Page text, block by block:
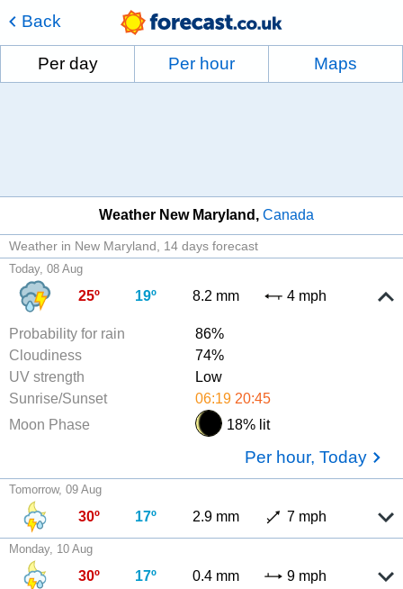
Back
Per day Per hour Maps
Weather New Maryland Canada
Weather in New Maryland 14 days forecast
Today, 08 Aug
25º 19º 8.2 mm 4 mph
Probability for rain
86%
Cloudiness
74%
UV strength
Low
Sunrise/Sunset
06:19 20:45
Moon Phase
18% lit
Per hour, Today
Tomorrow, 09 Aug
30º 17º 2.9 mm 7 mph
Monday, 10 Aug
30º 17º 0.4 mm 9 mph